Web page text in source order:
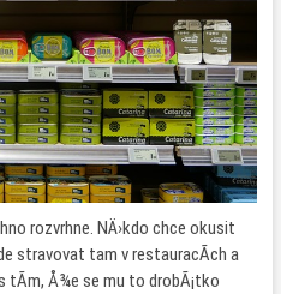
rozvrhne. NÄ›kdo chce okusit
stravovat tam v restauracÃ­ch a
tÃ­m, Å¾e se mu to drobÃ¡tko